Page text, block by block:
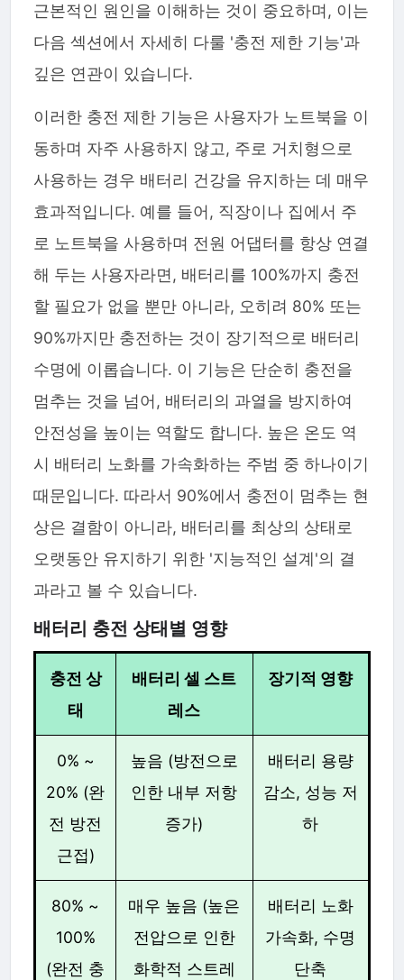
근본적인 원인을 이해하는 것이 중요하며, 이는
다음 섹션에서 자세히 다룰 '충전 제한 기능'과
깊은 연관이 있습니다.
이러한 충전 제한 기능은 사용자가 노트북을 이
동하며 자주 사용하지 않고, 주로 거치형으로
사용하는 경우 배터리 건강을 유지하는 데 매우
효과적입니다. 예를 들어, 직장이나 집에서 주
로 노트북을 사용하며 전원 어댑터를 항상 연결
해 두는 사용자라면, 배터리를 100%까지 충전
할 필요가 없을 뿐만 아니라, 오히려 80% 또는
90%까지만 충전하는 것이 장기적으로 배터리
수명에 이롭습니다. 이 기능은 단순히 충전을
멈추는 것을 넘어, 배터리의 과열을 방지하여
안전성을 높이는 역할도 합니다. 높은 온도 역
시 배터리 노화를 가속화하는 주범 중 하나이기
때문입니다. 따라서 90%에서 충전이 멈추는 현
상은 결함이 아니라, 배터리를 최상의 상태로
오랫동안 유지하기 위한 '지능적인 설계'의 결
과라고 볼 수 있습니다.
배터리 충전 상태별 영향
충전 상
태
배터리 셀 스트
레스
장기적 영향
0% ~
20% (완
전 방전
근접)
높음 (방전으로
인한 내부 저항
증가)
배터리 용량
감소, 성능 저
하
80% ~
100%
(완전 충
매우 높음 (높은
전압으로 인한
화학적 스트레
배터리 노화
가속화, 수명
단축